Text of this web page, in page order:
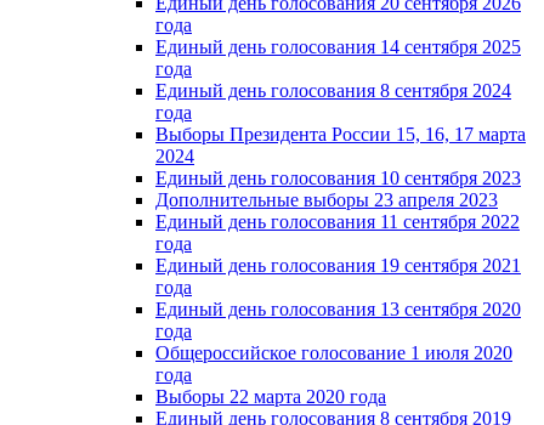
года
Единый день голосования 14 сентября 2025
года
Единый день голосования 8 сентября 2024
года
Выборы Президента России 15, 16, 17 марта
2024
Единый день голосования 10 сентября 2023
Дополнительные выборы 23 апреля 2023
Единый день голосования 11 сентября 2022
года
Единый день голосования 19 сентября 2021
года
Единый день голосования 13 сентября 2020
года
Общероссийское голосование 1 июля 2020
года
Выборы 22 марта 2020 года
Единый день голосования 8 сентября 2019